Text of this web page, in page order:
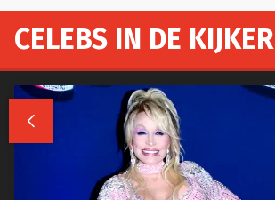
CELEBS IN DE KIJKER
